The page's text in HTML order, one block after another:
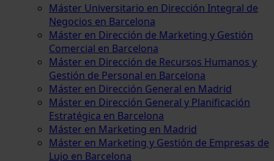
Máster Universitario en Dirección Integral de
Negocios en Barcelona
Máster en Dirección de Marketing y Gestión
Comercial en Barcelona
Máster en Dirección de Recursos Humanos y
Gestión de Personal en Barcelona
Máster en Dirección General en Madrid
Máster en Dirección General y Planificación
Estratégica en Barcelona
Máster en Marketing en Madrid
Máster en Marketing y Gestión de Empresas de
Lujo en Barcelona